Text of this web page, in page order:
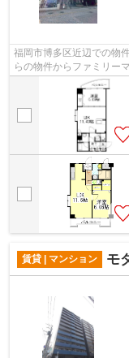
福岡市博多区近辺での物
らの物件からファミリー
エレベータ・敷地内ごみ
賃貸 | マンション モ